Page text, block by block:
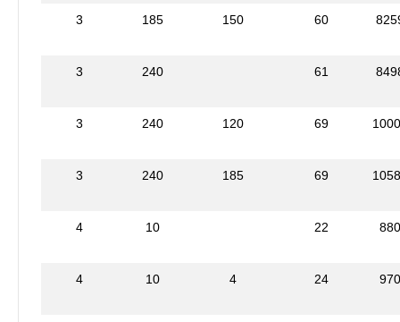
3 185 150 60
3 240 61
3 240 120 69
3 240 185 69
4 10 22 880
4 10 4 24 970